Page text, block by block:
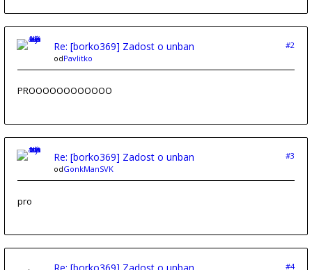
Re: [borko369] Zadost o unban
#2
odPavlitko
PROOOOOOOOOOOO
Re: [borko369] Zadost o unban
#3
odGonkManSVK
pro
#4